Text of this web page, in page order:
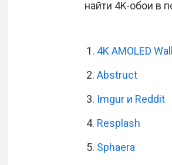
найти 4K-обои в
4K AMOLED
Abstruct
Imgur и Reddit
Resplash
Sphaera